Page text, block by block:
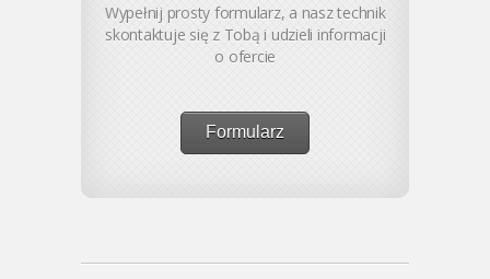
Wypełnij prosty formularz, a nasz technik
skontaktuje się z Tobą i udzieli informacji
o ofercie
Formularz